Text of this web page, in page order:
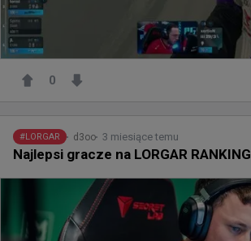
0
#LORGAR d3oo 3 miesiące temu
Najlepsi gracze na LORGAR